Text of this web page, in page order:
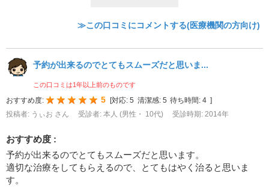
≫この口コミにコメントする(医療機関の方向け)
予約が出来るのでとてもスムーズだと思いま...
この口コミは1年以上前のものです
おすすめ度: 5 [対応: 5 清潔感: 5 待ち時間: 4 ]
投稿者: うぃお さん
受診者: 本人 (男性・ 10代) 受診時期: 2014年
おすすめ度 :
予約が出来るのでとてもスムーズだと思います。
適切な治療をしてもらえるので、とてもはやく治ると思いま
す。